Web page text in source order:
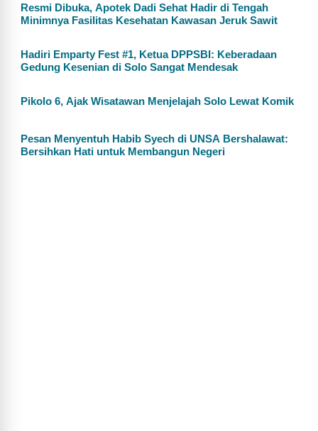
Resmi Dibuka, Apotek Dadi Sehat Hadir di Tengah
Minimnya Fasilitas Kesehatan Kawasan Jeruk Sawit
Hadiri Emparty Fest #1, Ketua DPPSBI: Keberadaan
Gedung Kesenian di Solo Sangat Mendesak
Pikolo 6, Ajak Wisatawan Menjelajah Solo Lewat Komik
Pesan Menyentuh Habib Syech di UNSA Bershalawat:
Bersihkan Hati untuk Membangun Negeri